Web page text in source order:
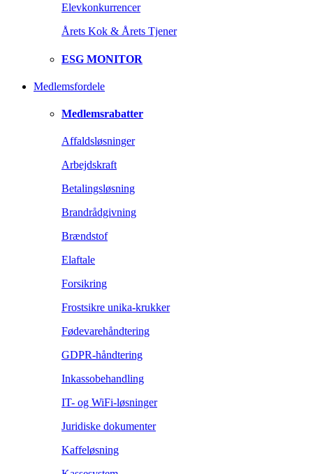
Elevkonkurrencer
Årets Kok & Årets Tjener
ESG MONITOR
Medlemsfordele
Medlemsrabatter
Affaldsløsninger
Arbejdskraft
Betalingsløsning
Brandrådgivning
Brændstof
Elaftale
Forsikring
Frostsikre unika-krukker
Fødevarehåndtering
GDPR-håndtering
Inkassobehandling
IT- og WiFi-løsninger
Juridiske dokumenter
Kaffeløsning